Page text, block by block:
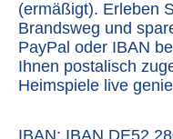
(ermäßigt). Erleben
Brandsweg und
PayPal oder IBAN
Ihnen postalisch
Heimspiele live